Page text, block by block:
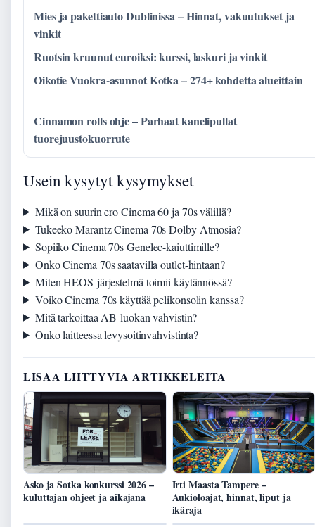
Mies ja pakettiauto Dublinissa – Hinnat, vakuutukset ja
vinkit
Ruotsin kruunut euroiksi: kurssi, laskuri ja vinkit
Oikotie Vuokra-asunnot Kotka – 274+ kohdetta alueittain
Cinnamon rolls ohje – Parhaat kanelipullat
tuorejuustokuorrute
Usein kysytyt kysymykset
Mikä on suurin ero Cinema 60 ja 70s välillä?
Tukeeko Marantz Cinema 70s Dolby Atmosia?
Sopiiko Cinema 70s Genelec-kaiuttimille?
Onko Cinema 70s saatavilla outlet-hintaan?
Miten HEOS-järjestelmä toimii käytännössä?
Voiko Cinema 70s käyttää pelikonsolin kanssa?
Mitä tarkoittaa AB-luokan vahvistin?
Onko laitteessa levysoitinvahvistinta?
LISAA LIITTYVIA ARTIKKELEITA
Asko ja Sotka konkurssi 2026 –
kuluttajan ohjeet ja aikajana
Irti Maasta Tampere –
Aukioloajat, hinnat, liput ja
ikäraja